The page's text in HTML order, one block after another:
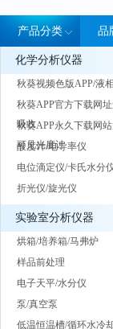
产品分类
化学分析仪器
秋葵视频色版APP/液
秋葵APP官方下载网
吸收
秋葵APP永久下载网
可见光度计
酸度计/电导率仪
电位滴定仪/卡氏水分
折光仪/旋光仪
实验室分析仪器
烘箱/培养箱/马弗炉
样品前处理
电子天平/水分仪
泵/真空泵
低温恒温槽/循环水冷
品